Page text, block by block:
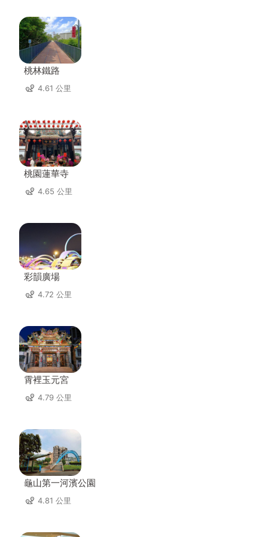
桃林鐵路
4.61 公里
桃園蓮華寺
4.65 公里
彩韻廣場
4.72 公里
霄裡玉元宮
4.79 公里
龜山第一河濱公園
4.81 公里